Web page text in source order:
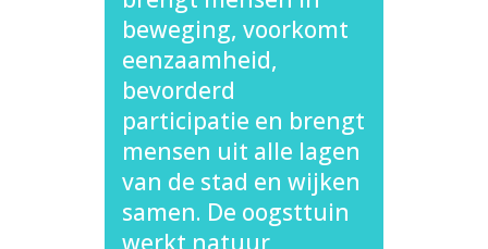
beweging, voorkomt
eenzaamheid,
bevorderd
participatie en brengt
mensen uit alle lagen
van de stad en wijken
samen. De oogsttuin
werkt natuur